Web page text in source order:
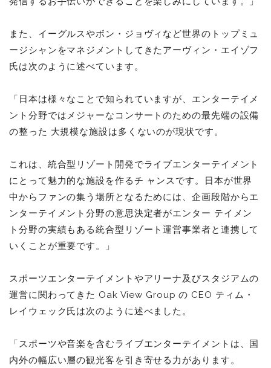
また、イーグルスやボン・ジョヴィなど世界のトップミュ
ージシャンをマネジメントしてきたアーヴィン・エイゾフ
⽒は次のように述べています。
「⽇本は様々なことで知られていますが、エンターテイメ
ント分野ではメジャーなコンサートのための最先端の設備
の整った ⼤規模な施設は多くないのが現状です。
これは、統合型リゾート開発でライブエンターテイメント
にとって魅⼒的な施設を作るチ ャンスです。⽇本が世界
中からファンの集う場所となるためには、企画段階からエ
ンターテイメント分野の意思決定者がエンター テイメン
ト分野の実績もある統合型リゾート運営事業者と連携して
いくことが重要です。」
スポーツエンターテイメントやアリーナ及びスタジアムの
運営に関わってきた Oak View Group の CEO ティム・
レイウェック⽒は次のように述べました。
「スポーツや⾳楽を含むライブエンターテイメントは、国
内外の幅広い層の観光客を引き寄せる⼒があります。